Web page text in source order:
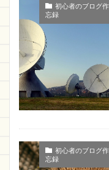
初心者のブログ
忘録
初心者のブログ
忘録